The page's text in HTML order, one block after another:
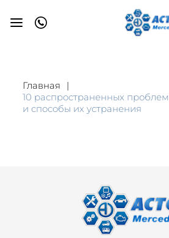
Главная
10 распространенных
и способы их устранения